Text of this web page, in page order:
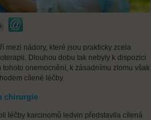
mezi nádory, které jsou prakticky zcela
Dlouhou dobu tak nebyly k dispozici
tohoto onemocnění, k zásadnímu zlomu však
cílené léčby.
chirurgie
léčby karcinomů ledvin představila cílená